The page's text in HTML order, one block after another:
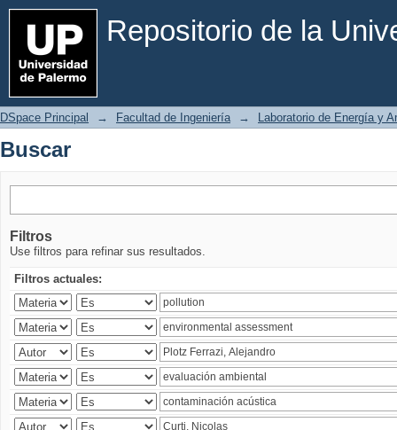
Repositorio de la
Buscar
DSpace Principal → Facultad de Ingeniería → Laboratorio de Energía y
Buscar
Filtros
Use filtros para refinar sus resultados.
Filtros actuales: